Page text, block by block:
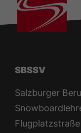
SBSSV
Salzburger
Flugplatzstraße